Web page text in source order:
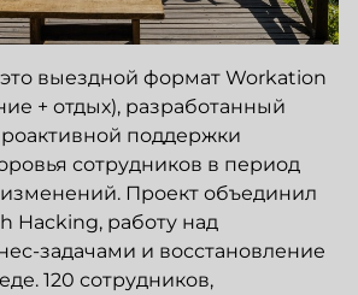
выездной формат Workation
+ отдых), разработанный
поддержки
сотрудников в период
изменений. Проект объединил
Hacking, работу над
задачами и восстановление
120 сотрудников,